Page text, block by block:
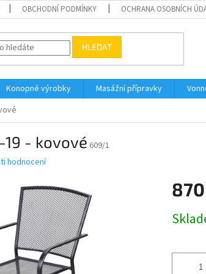
OBCHODNÍ PODMÍNKY OCHRANA OSOBNÍCH
HLEDAT
Konopné výrobky Masážní přípravky
19 - kovové 609/1
hodnocení
cena: